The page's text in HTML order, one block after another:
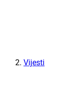
Vijesti